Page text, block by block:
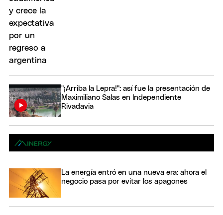
"¡Arriba la Lepra!": así fue la presentación de
Maximiliano Salas en Independiente
Rivadavia
La energía entró en una nueva era: ahora el
negocio pasa por evitar los apagones